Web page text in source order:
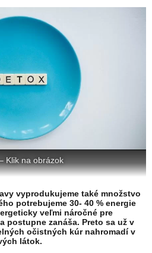
Klik na obrázok
vyprodukujeme také množstvo
potrebujeme 30- 40 % energie
veľmi náročné pre
postupne zanáša. Preto sa už v
očistných kúr nahromadí v
látok.